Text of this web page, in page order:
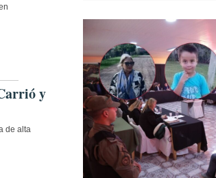
y
de alta